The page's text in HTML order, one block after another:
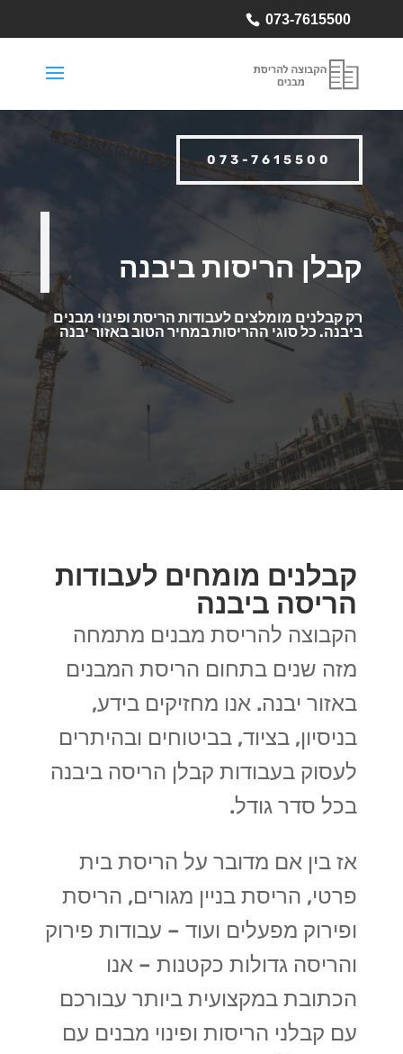
073-7615500
073-7615500
קבלן הריסות ביבנה
רק קבלנים מומלצים לעבודות הריסת ופינוי מבנים
ביבנה. כל סוגי ההריסות במחיר הטוב באזור יבנה
קבלנים מומחים לעבודות
הריסה ביבנה
הקבוצה להריסת מבנים מתמחה
מזה שנים בתחום הריסת המבנים
באזור יבנה. אנו מחזיקים בידע,
בניסיון, בציוד, בביטוחים ובהיתרים
לעסוק בעבודות קבלן הריסה ביבנה
בכל סדר גודל.
אז בין אם מדובר על הריסת בית
פרטי, הריסת בניין מגורים, הריסת
ופירוק מפעלים ועוד – עבודות פירוק
והריסה גדולות כקטנות – אנו
הכתובת במקצועית ביותר עבורכם
עם קבלני הריסות ופינוי מבנים עם